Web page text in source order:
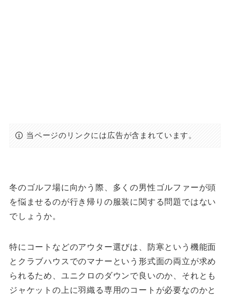
当ページのリンクには広告が含まれています。
冬のゴルフ場に向かう際、多くの男性ゴルファーが頭
を悩ませるのが行き帰りの服装に関する問題ではない
でしょうか。
特にコートなどのアウター選びは、防寒という機能面
とクラブハウスでのマナーという形式面の両立が求め
られるため、ユニクロのダウンで良いのか、それとも
ジャケットの上に羽織る専用のコートが必要なのかと